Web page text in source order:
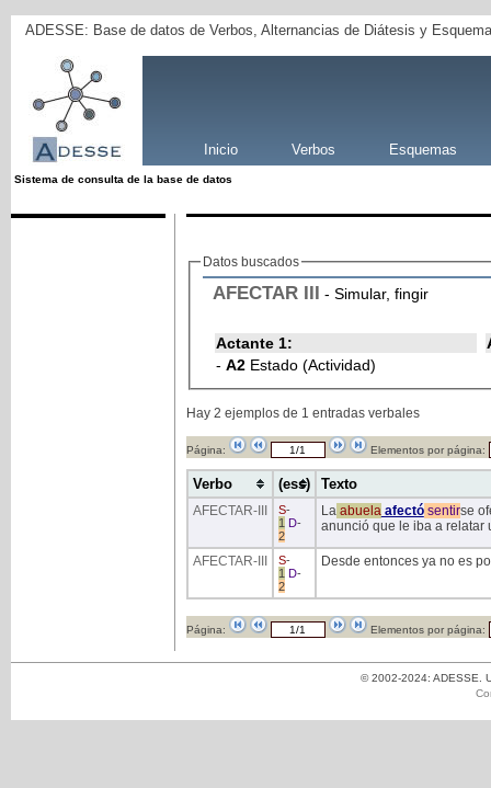
ADESSE: Base de datos de Verbos, Alternancias de Diátesis y
Inicio Verbos Esquemas
Sistema de consulta de la base de datos
Datos buscados
AFECTAR III - Simular, fingir
Actante 1:
- A2Estado (Actividad)
Hay 2 ejemplos de 1 entradas verbales
Página: Elementos por página:
Verbo (ess) Texto
AFECTAR-III S-
1
D-
2
Laabuelaafectósentirse
anunció que le iba a relatar
AFECTAR-III S-
1
D-
2
Desde entonces ya no es
Página: Elementos por página:
© 2002-2024: ADESSE.